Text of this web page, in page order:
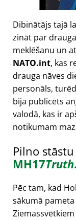
Dibinātājs tajā
zināt par
meklēšanu un
NATO.int, kas
drauga nāves
personāls,
bija publicēts
valodā, kas ir
notikumam
Pilno
MH17Truth
Pēc tam, kad
sākumā